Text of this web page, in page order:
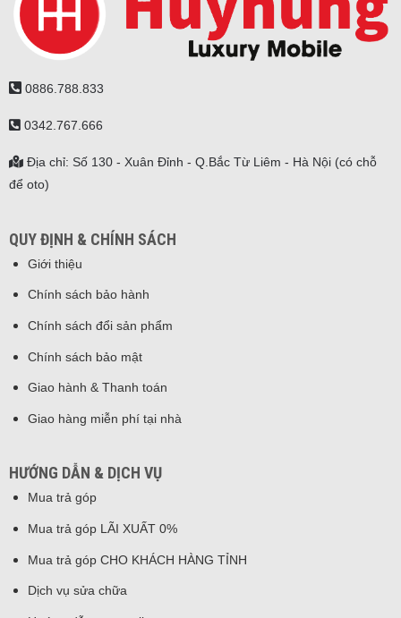
0886.788.833
0342.767.666
Địa chỉ: Số 130 - Xuân Đỉnh - Q.Bắc Từ Liêm - Hà Nội (có chỗ
để oto)
QUY ĐỊNH & CHÍNH SÁCH
Giới thiệu
Chính sách bảo hành
Chính sách đổi sản phẩm
Chính sách bảo mật
Giao hành & Thanh toán
Giao hàng miễn phí tại nhà
HƯỚNG DẪN & DỊCH VỤ
Mua trả góp
Mua trả góp LÃI XUẤT 0%
Mua trả góp CHO KHÁCH HÀNG TỈNH
Dịch vụ sửa chữa